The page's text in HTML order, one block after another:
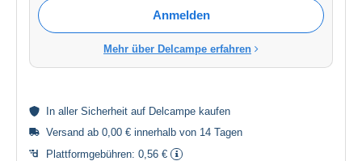
Anmelden
Mehr über Delcampe erfahren
In aller Sicherheit auf Delcampe kaufen
Versand ab 0,00 € innerhalb von 14 Tagen
Plattformgebühren: 0,56 €